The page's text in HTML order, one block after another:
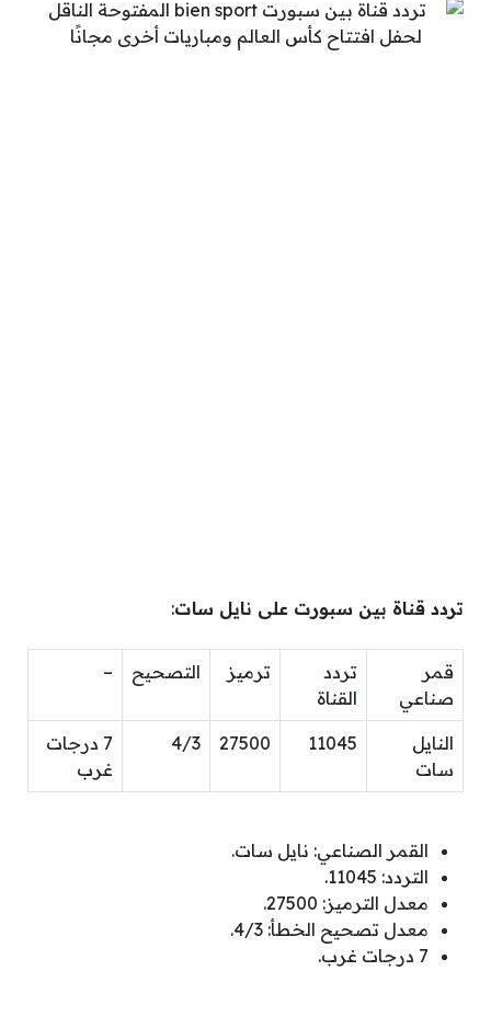
تردد قناة بين سبورت على نايل سات:
قمر
صناعي
تردد
القناة
ترميز التصحيح –
النايل
سات
11045
27500
4/3
7 درجات
غرب
القمر الصناعي: نايل سات.
التردد: 11045.
معدل الترميز: 27500.
معدل تصحيح الخطأ: 4/3.
7 درجات غرب.